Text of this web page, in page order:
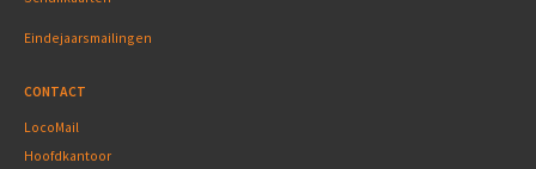
Eindejaarsmailingen
CONTACT
LocoMail
Hoofdkantoor